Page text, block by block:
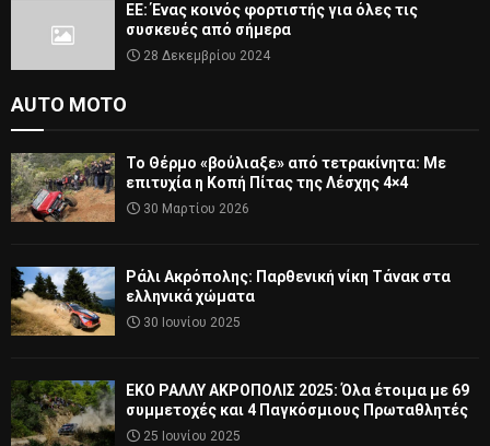
ΕΕ: Ένας κοινός φορτιστής για όλες τις
συσκευές από σήμερα
28 Δεκεμβρίου 2024
AUTO MOTO
Το Θέρμο «βούλιαξε» από τετρακίνητα: Με
επιτυχία η Κοπή Πίτας της Λέσχης 4×4
30 Μαρτίου 2026
Ράλι Ακρόπολης: Παρθενική νίκη Τάνακ στα
ελληνικά χώματα
30 Ιουνίου 2025
ΕΚΟ ΡΑΛΛΥ ΑΚΡΟΠΟΛΙΣ 2025: Όλα έτοιμα με 69
συμμετοχές και 4 Παγκόσμιους Πρωταθλητές
25 Ιουνίου 2025